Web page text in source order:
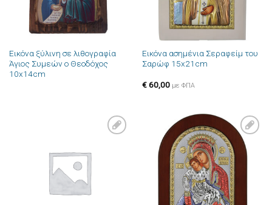
Εικόνα ξύλινη σε λιθογραφία
Άγιος Συμεών ο Θεοδόχος
10x14cm
Εικόνα ασημένια Σεραφείμ του
Σαρώφ 15x21cm
€60,00 με ΦΠΑ
στην λίστα
Πρόσθήκη
στην λίστα
επιθυμιών